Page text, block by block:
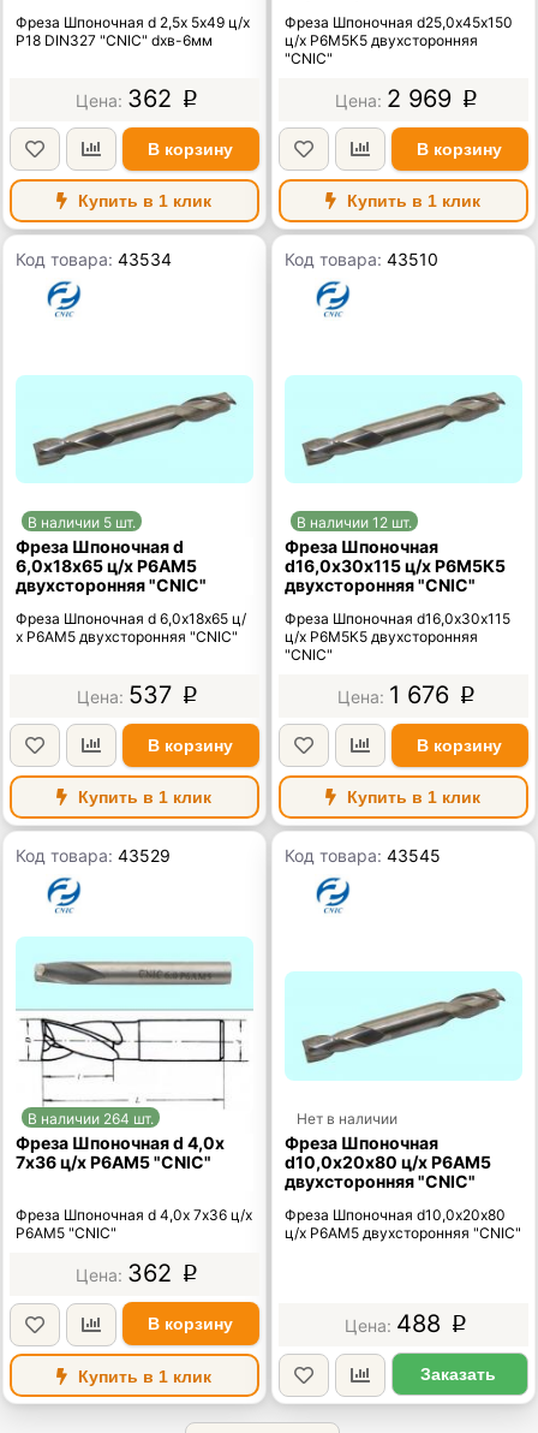
Фреза Шпоночная d 2,5х 5х49 ц/х
Р18 DIN327 "CNIC" dхв-6мм
362 p
В корзину
Купить в 1 клик
Фреза Шпоночная d25,0х45х150
ц/х Р6М5К5 двухсторонняя
"CNIC"
2 969 p
В корзину
Купить в 1 клик
Код товара:43534
В наличии 5 шт.
Фреза Шпоночная d
6,0х18х65 ц/х Р6АМ5
двухсторонняя "CNIC"
Фреза Шпоночная d 6,0х18х65 ц/
х Р6АМ5 двухсторонняя "CNIC"
537 p
В корзину
Купить в 1 клик
Код товара:43510
В наличии 12 шт.
Фреза Шпоночная
d16,0х30х115 ц/х Р6М5К5
двухсторонняя "CNIC"
Фреза Шпоночная d16,0х30х115
ц/х Р6М5К5 двухсторонняя
"CNIC"
1 676 p
В корзину
Купить в 1 клик
Код товара:43529
В наличии 264 шт.
Фреза Шпоночная d 4,0х
7х36 ц/х Р6АМ5 "CNIC"
Фреза Шпоночная d 4,0х 7х36 ц/х
Р6АМ5 "CNIC"
362 p
В корзину
Купить в 1 клик
Код товара:43545
Нет в наличии
Фреза Шпоночная
d10,0х20х80 ц/х Р6АМ5
двухсторонняя "CNIC"
Фреза Шпоночная d10,0х20х80
ц/х Р6АМ5 двухсторонняя "CNIC"
488 p
Заказать